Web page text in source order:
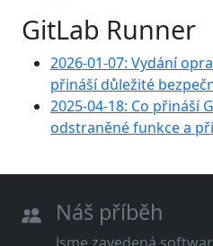
GitLab Runner
2026-01-07: Vydání
přináší důležité
2025-04-18: Co přináší
odstraněné funkce a
Náš příběh